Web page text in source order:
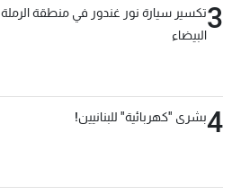
3تكسير سيارة نور غندور في منطقة الرملة
البيضاء
4بشرى "كهربائية" للبنانيين!